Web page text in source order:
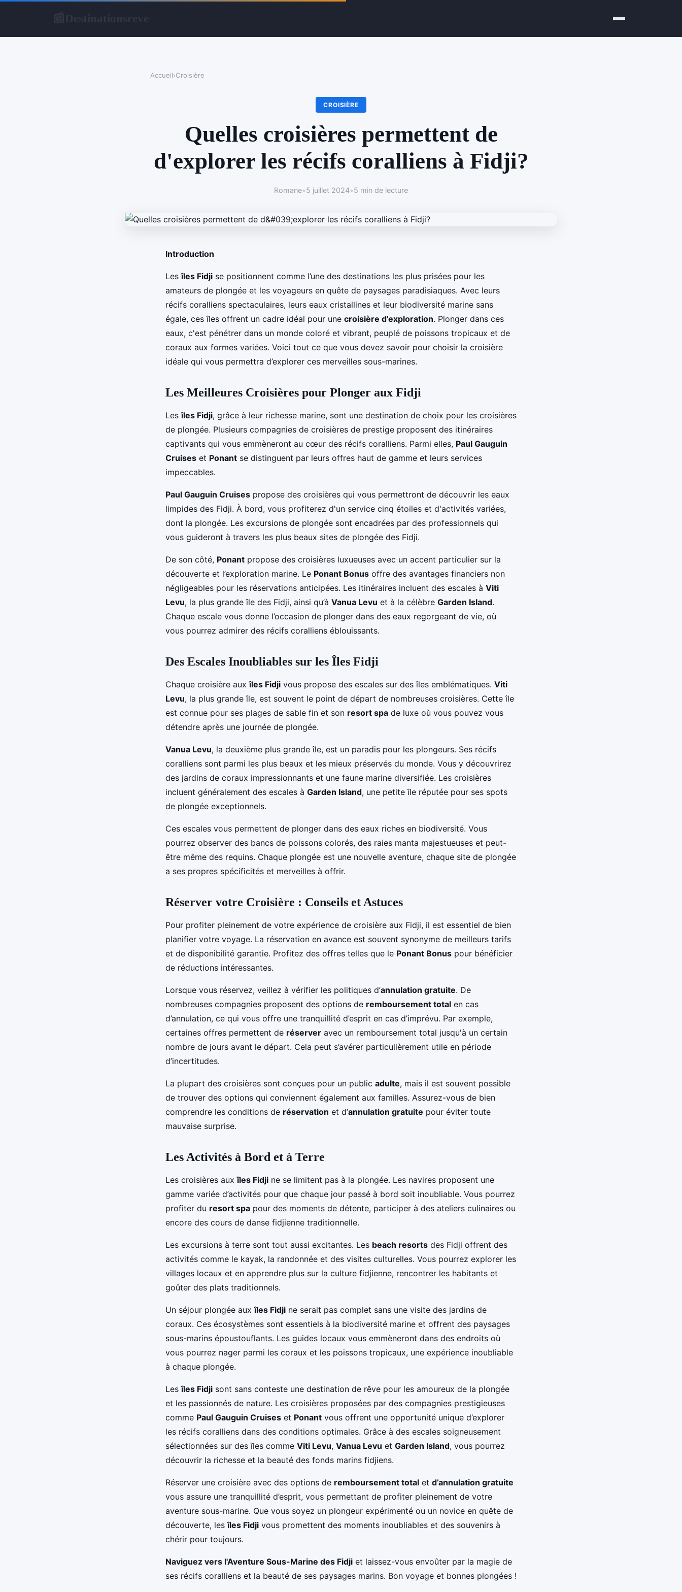
Accueil›Croisière
CROISIÈRE
Quelles croisières permettent de
d'explorer les récifs coralliens à Fidji?
Romane•5 juillet 2024•5 min de lecture
Introduction
Lesîles Fidji se positionnent comme l’une des destinations les plus prisées pour les
amateurs de plongée et les voyageurs en quête de paysages paradisiaques. Avec leurs
récifs coralliens spectaculaires, leurs eaux cristallines et leur biodiversité marine sans
égale, ces îles offrent un cadre idéal pour une croisière d'exploration. Plonger dans ces
eaux, c'est pénétrer dans un monde coloré et vibrant, peuplé de poissons tropicaux et de
coraux aux formes variées. Voici tout ce que vous devez savoir pour choisir la croisière
idéale qui vous permettra d’explorer ces merveilles sous-marines.
Les Meilleures Croisières pour Plonger aux Fidji
Lesîles Fidji, grâce à leur richesse marine, sont une destination de choix pour les croisières
de plongée. Plusieurs compagnies de croisières de prestige proposent des itinéraires
captivants qui vous emmèneront au cœur des récifs coralliens. Parmi elles, Paul Gauguin
Cruises et Ponant se distinguent par leurs offres haut de gamme et leurs services
impeccables.
Paul Gauguin Cruises propose des croisières qui vous permettront de découvrir les eaux
limpides des Fidji. À bord, vous profiterez d'un service cinq étoiles et d'activités variées,
dont la plongée. Les excursions de plongée sont encadrées par des professionnels qui
vous guideront à travers les plus beaux sites de plongée des Fidji.
De son côté, Ponant propose des croisières luxueuses avec un accent particulier sur la
découverte et l’exploration marine. Le Ponant Bonus offre des avantages financiers non
négligeables pour les réservations anticipées. Les itinéraires incluent des escales à Viti
Levu, la plus grande île des Fidji, ainsi qu’à Vanua Levu et à la célèbre Garden Island.
Chaque escale vous donne l’occasion de plonger dans des eaux regorgeant de vie, où
vous pourrez admirer des récifs coralliens éblouissants.
Des Escales Inoubliables sur les Îles Fidji
Chaque croisière auxîles Fidji vous propose des escales sur des îles emblématiques. Viti
Levu, la plus grande île, est souvent le point de départ de nombreuses croisières. Cette île
est connue pour ses plages de sable fin et son resort spa de luxe où vous pouvez vous
détendre après une journée de plongée.
Vanua Levu, la deuxième plus grande île, est un paradis pour les plongeurs. Ses récifs
coralliens sont parmi les plus beaux et les mieux préservés du monde. Vous y découvrirez
des jardins de coraux impressionnants et une faune marine diversifiée. Les croisières
incluent généralement des escales à Garden Island, une petite île réputée pour ses spots
de plongée exceptionnels.
Ces escales vous permettent de plonger dans des eaux riches en biodiversité. Vous
pourrez observer des bancs de poissons colorés, des raies manta majestueuses et peut-
être même des requins. Chaque plongée est une nouvelle aventure, chaque site de plongée
a ses propres spécificités et merveilles à offrir.
Réserver votre Croisière : Conseils et Astuces
Pour profiter pleinement de votre expérience de croisière aux Fidji, il est essentiel de bien
planifier votre voyage. La réservation en avance est souvent synonyme de meilleurs tarifs
et de disponibilité garantie. Profitez des offres telles que le Ponant Bonus pour bénéficier
de réductions intéressantes.
Lorsque vous réservez, veillez à vérifier les politiques d’annulation gratuite. De
nombreuses compagnies proposent des options de remboursement total en cas
d’annulation, ce qui vous offre une tranquillité d’esprit en cas d’imprévu. Par exemple,
certaines offres permettent de réserver avec un remboursement total jusqu'à un certain
nombre de jours avant le départ. Cela peut s’avérer particulièrement utile en période
d’incertitudes.
La plupart des croisières sont conçues pour un public adulte, mais il est souvent possible
de trouver des options qui conviennent également aux familles. Assurez-vous de bien
comprendre les conditions de réservation et d’annulation gratuite pour éviter toute
mauvaise surprise.
Les Activités à Bord et à Terre
Les croisières auxîles Fidji ne se limitent pas à la plongée. Les navires proposent une
gamme variée d’activités pour que chaque jour passé à bord soit inoubliable. Vous pourrez
profiter du resort spa pour des moments de détente, participer à des ateliers culinaires ou
encore des cours de danse fidjienne traditionnelle.
Les excursions à terre sont tout aussi excitantes. Les beach resorts des Fidji offrent des
activités comme le kayak, la randonnée et des visites culturelles. Vous pourrez explorer les
villages locaux et en apprendre plus sur la culture fidjienne, rencontrer les habitants et
goûter des plats traditionnels.
Un séjour plongée auxîles Fidji ne serait pas complet sans une visite des jardins de
coraux. Ces écosystèmes sont essentiels à la biodiversité marine et offrent des paysages
sous-marins époustouflants. Les guides locaux vous emmèneront dans des endroits où
vous pourrez nager parmi les coraux et les poissons tropicaux, une expérience inoubliable
à chaque plongée.
Lesîles Fidji sont sans conteste une destination de rêve pour les amoureux de la plongée
et les passionnés de nature. Les croisières proposées par des compagnies prestigieuses
comme Paul Gauguin Cruises et Ponant vous offrent une opportunité unique d’explorer
les récifs coralliens dans des conditions optimales. Grâce à des escales soigneusement
sélectionnées sur des îles comme Viti Levu, Vanua Levu et Garden Island, vous pourrez
découvrir la richesse et la beauté des fonds marins fidjiens.
Réserver une croisière avec des options de remboursement total et d’annulation gratuite
vous assure une tranquillité d’esprit, vous permettant de profiter pleinement de votre
aventure sous-marine. Que vous soyez un plongeur expérimenté ou un novice en quête de
découverte, lesîles Fidji vous promettent des moments inoubliables et des souvenirs à
chérir pour toujours.
Naviguez vers l'Aventure Sous-Marine des Fidji et laissez-vous envoûter par la magie de
ses récifs coralliens et la beauté de ses paysages marins. Bon voyage et bonnes plongées !